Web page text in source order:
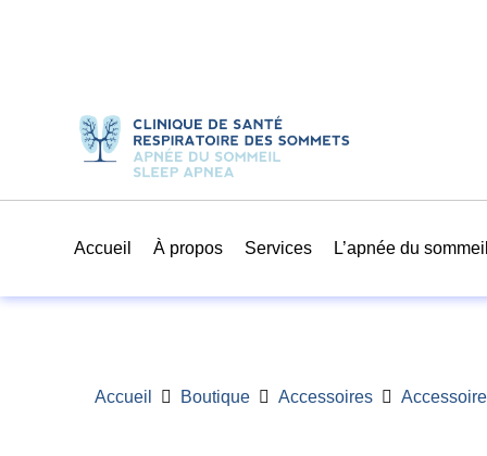
Accueil À propos Services L’apnée du
Accueil Boutique Accessoires